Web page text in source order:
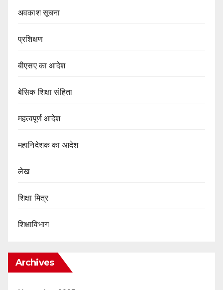
अवकाश सूचना
प्रशिक्षण
बीएसए का आदेश
बेसिक शिक्षा संहिता
महत्वपूर्ण आदेश
महानिदेशक का आदेश
लेख
शिक्षा मित्र
शिक्षाविभाग
Archives